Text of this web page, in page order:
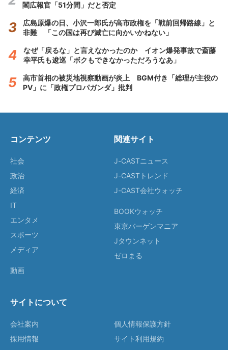
閣広報官「51分間」だと否定
広島原爆の日、小沢一郎氏が高市政権を「戦前回帰路線」と
非難 「この国は再び滅亡に向かいかねない」
なぜ「戻るな」と言えなかったのか イオン爆発事故で斎藤
幸平氏も逡巡「ボクもできなかっただろうなあ」
高市首相の被災地視察動画が炎上 BGM付き「総理が主役の
PV」に「政権プロパガンダ」批判
コンテンツ
社会
政治
経済
IT
エンタメ
スポーツ
メディア
動画
関連サイト
J-CASTニュース
J-CASTトレンド
J-CAST会社ウォッチ
BOOKウォッチ
東京バーゲンマニア
Jタウンネット
ゼロまる
サイトについて
会社案内
採用情報
個人情報保護方針
サイト利用規約